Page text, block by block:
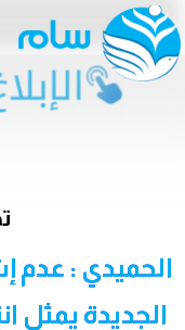
الحميدي : عدم
الجديدة يمثل